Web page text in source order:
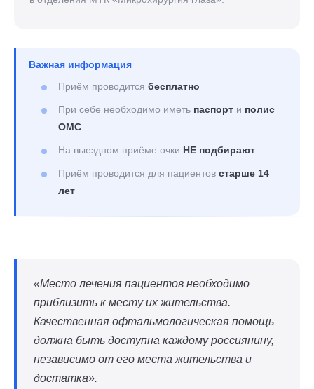
Важная информация
Приём проводится бесплатно
При себе необходимо иметь паспорт и полис
ОМС
На выездном приёме очки НЕ подбирают
Приём проводится для пациентов старше 14
лет
«Место лечения пациентов необходимо
приблизить к месту их жительства.
Качественная офтальмологическая помощь
должна быть доступна каждому россиянину,
независимо от его места жительства и
достатка».